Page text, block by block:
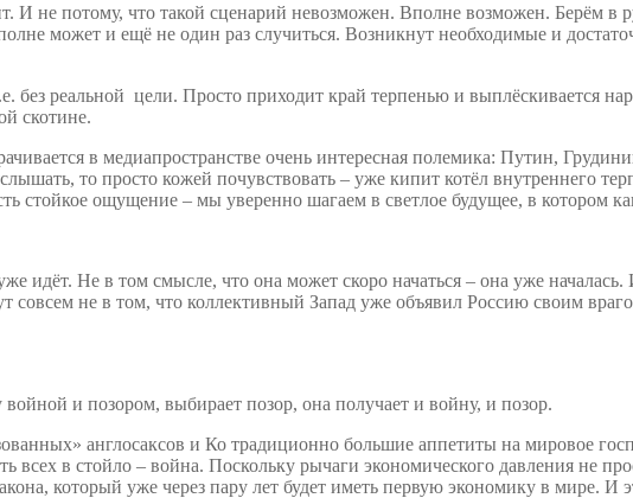
И не потому, что такой сценарий невозможен. Вполне возможен. Берём в
может и ещё не один раз случиться. Возникнут необходимые и
реальной цели. Просто приходит край терпенью и выплёскивается
скотине.
в медиапространстве очень интересная полемика: Путин,
то просто кожей почувствовать – уже кипит котёл внутреннего
ощущение – мы уверенно шагаем в светлое будущее, в котором
идёт. Не в том смысле, что она может скоро начаться – она уже
совсем не в том, что коллективный Запад уже объявил Россию своим
и позором, выбирает позор, она получает и войну, и позор.
англосаксов и Ко традиционно большие аппетиты на мировое
в стойло – война. Поскольку рычаги экономического давления не
который уже через пару лет будет иметь первую экономику в мире. И